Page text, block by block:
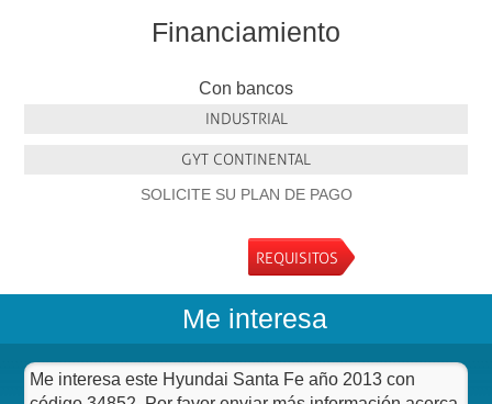
Financiamiento
Con bancos
INDUSTRIAL
GYT CONTINENTAL
SOLICITE SU PLAN DE PAGO
REQUISITOS
Me interesa